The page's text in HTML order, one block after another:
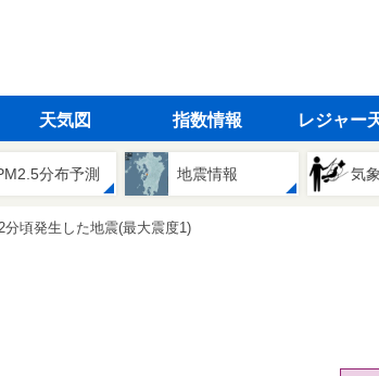
天気図 指数情報 レジャー
分布予測 地震情報 気
分頃発生した地震(最大震度1)